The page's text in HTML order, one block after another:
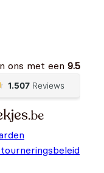
ons met een 9.5